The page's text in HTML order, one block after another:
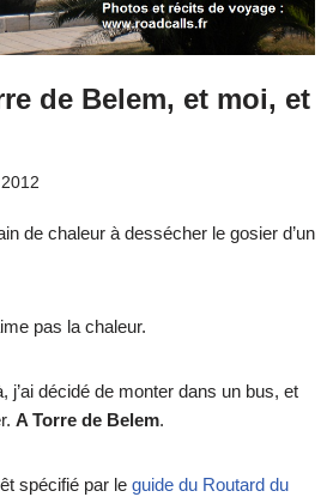
de Belem, et moi, et
de chaleur à dessécher le gosier d’un
pas la chaleur.
j’ai décidé de monter dans un bus, et
A Torre de Belem.
spécifié par le guide du Routard du